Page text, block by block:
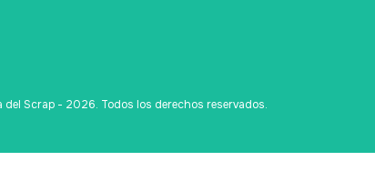
Scrap - 2026. Todos los derechos reservados.